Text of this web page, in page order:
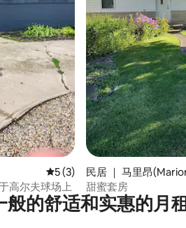
价
平均评分 5 分（满分 5 分），
5 (3)
高尔夫球场上
民居 ｜ 马里昂
甜蜜套房
般的舒适和实惠的月